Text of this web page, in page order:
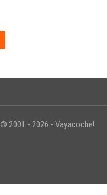
© 2001 - 2026 - Vayacoche!